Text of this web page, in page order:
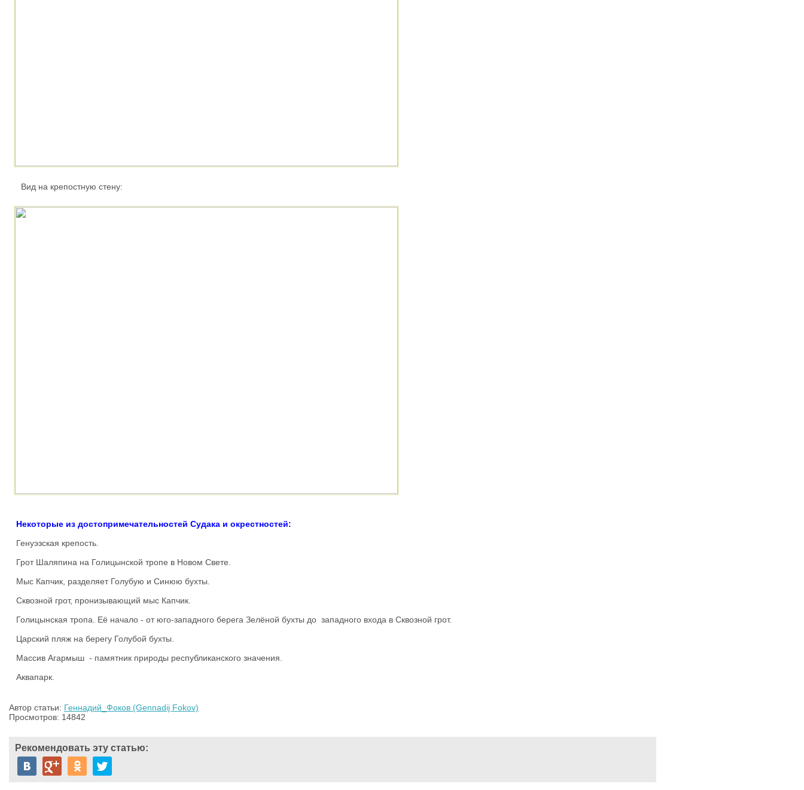
Вид на крепостную стену:
Некоторые из достопримечательностей Судака и окрестностей:
Генуэзская крепость.
Грот Шаляпина на Голицынской тропе в Новом Свете.
Мыс Капчик, разделяет Голубую и Синюю бухты.
Сквозной грот, пронизывающий мыс Капчик.
Голицынская тропа. Её начало - от юго-западного берега Зелёной бухты до западного входа в Сквозной грот.
Царский пляж на берегу Голубой бухты.
Массив Агармыш - памятник природы республиканского значения.
Аквапарк.
Автор статьи: Геннадий_Фоков (Gennadij Fokov)
Просмотров: 14842
Рекомендовать эту статью: